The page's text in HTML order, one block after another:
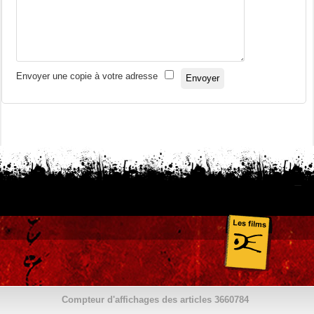
Envoyer une copie à votre adresse Envoyer
Compteur d'affichages des articles 3660784